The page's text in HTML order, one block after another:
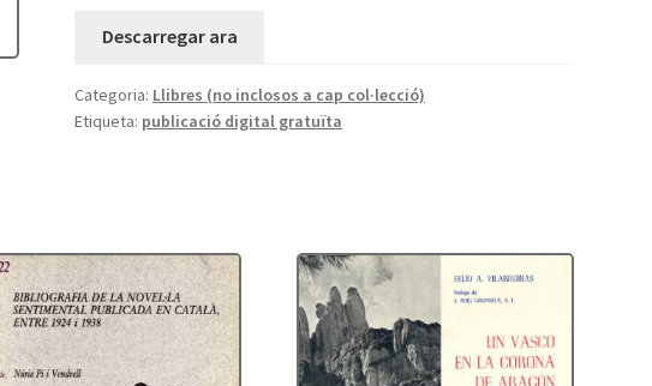
Descarregar ara
Categoria: Llibres (no inclosos a cap col·lecció)
Etiqueta: publicació digital gratuïta